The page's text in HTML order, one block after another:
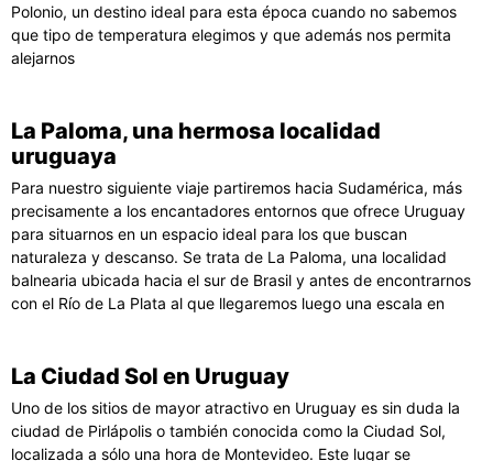
Polonio, un destino ideal para esta época cuando no sabemos
que tipo de temperatura elegimos y que además nos permita
alejarnos
La Paloma, una hermosa localidad
uruguaya
Para nuestro siguiente viaje partiremos hacia Sudamérica, más
precisamente a los encantadores entornos que ofrece Uruguay
para situarnos en un espacio ideal para los que buscan
naturaleza y descanso. Se trata de La Paloma, una localidad
balnearia ubicada hacia el sur de Brasil y antes de encontrarnos
con el Río de La Plata al que llegaremos luego una escala en
La Ciudad Sol en Uruguay
Uno de los sitios de mayor atractivo en Uruguay es sin duda la
ciudad de Pirlápolis o también conocida como la Ciudad Sol,
localizada a sólo una hora de Montevideo. Este lugar se